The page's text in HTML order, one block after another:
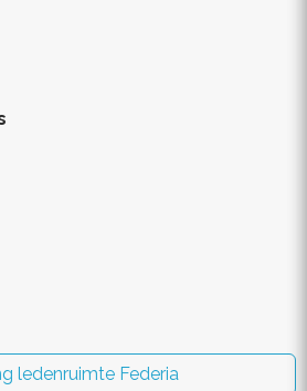
ledenruimte Federia